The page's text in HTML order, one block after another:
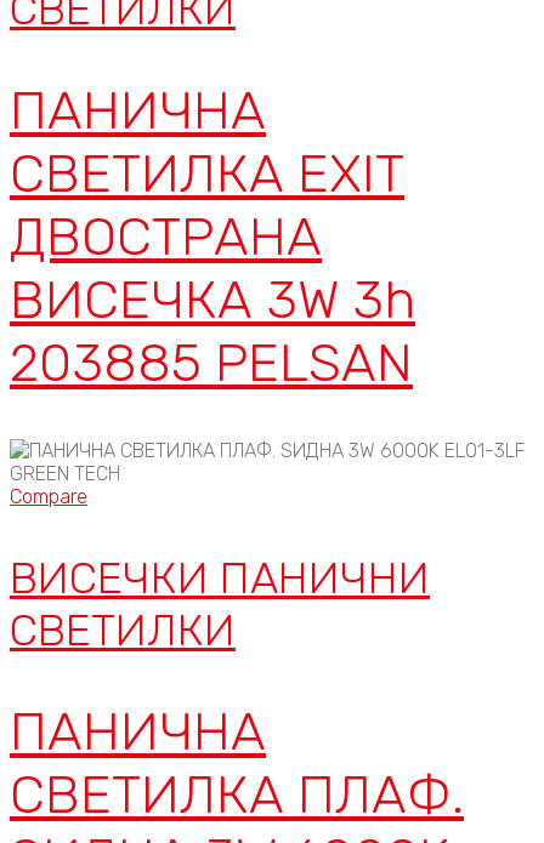
ПАНИЧНА
СВЕТИЛКА EXIT
ДВОСТРАНА
ВИСЕЧКА 3W 3h
203885 PELSAN
Compare
ВИСЕЧКИ ПАНИЧНИ
СВЕТИЛКИ
ПАНИЧНА
СВЕТИЛКА ПЛАФ.